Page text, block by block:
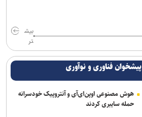
بیش
تر
پیشخوان فناوری و نوآوری
هوش مصنوعی اوپن‌ای‌آی و آنتروپیک خودسرانه
حمله سایبری کردند